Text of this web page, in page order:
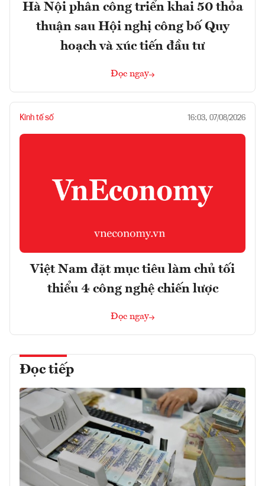
Hà Nội phân công triển khai 50 thỏa
thuận sau Hội nghị công bố Quy
hoạch và xúc tiến đầu tư
Đọc ngay
Kinh tế số 16:03, 07/08/2026
Việt Nam đặt mục tiêu làm chủ tối
thiểu 4 công nghệ chiến lược
Đọc ngay
Đọc tiếp